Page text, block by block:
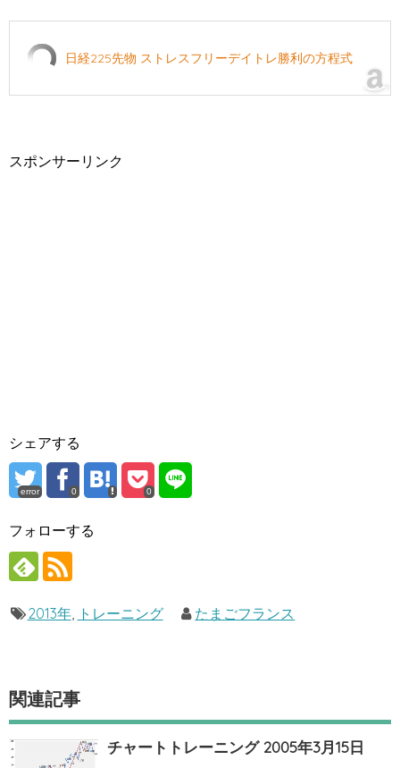
日経225先物 ストレスフリーデイトレ勝利の方程式
スポンサーリンク
シェアする
error 0 0
フォローする
2013年, トレーニング たまごフランス
関連記事
チャートトレーニング 2005年3月15日